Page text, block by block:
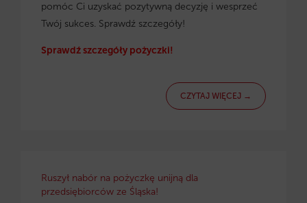
pomóc Ci uzyskać pozytywną decyzję i wesprzeć
Twój sukces. Sprawdź szczegóły!
Sprawdź szczegóły pożyczki!
CZYTAJ WIĘCEJ →
Ruszył nabór na pożyczkę unijną dla
przedsiębiorców ze Śląska!